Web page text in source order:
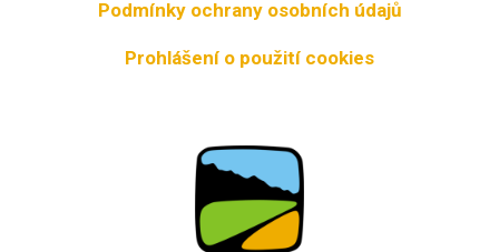
Podmínky ochrany osobních údajů
Prohlášení o použití cookies